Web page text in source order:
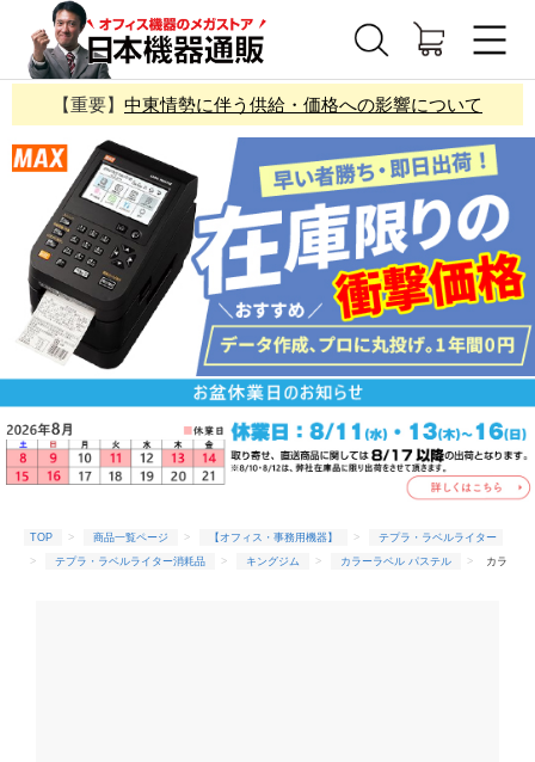
【重要】 中東情勢に伴う供給・価格への影響について
TOP 商品一覧ページ 【オフィス・事務用機器】
テプラ・ラベルライター
テプラ・ラベルライター消耗品
キングジム カラーラベル パステル
カラ